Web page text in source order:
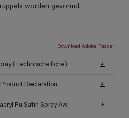
worden gevormd.
Download Adobe Reader
(Technische fiche)
Declaration
Pu Satin Spray Aw